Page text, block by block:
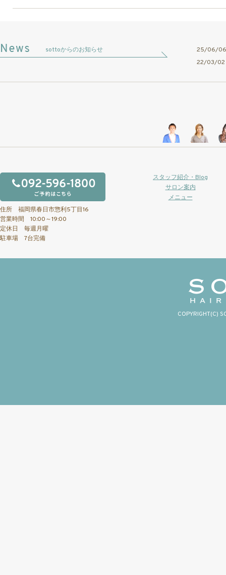
sottoからのお知らせ
25/06/
22/03/
住所 福岡県春日市惣利5丁目16
営業時間 10:00～19:00
定休日 毎週月曜
駐車場 7台完備
スタッフ紹介・Blog
サロン案内
メニュー
COPYRIGHT(C)